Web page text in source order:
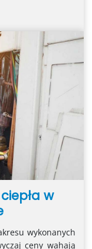
w
wykonanych
ceny wahają